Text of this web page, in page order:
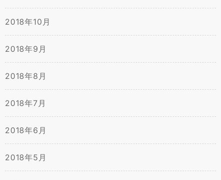
2018年10月
2018年9月
2018年8月
2018年7月
2018年6月
2018年5月